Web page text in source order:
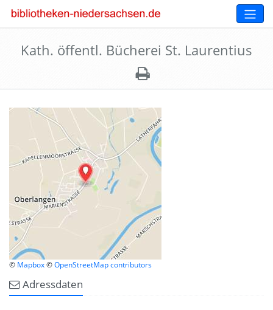
Kath. öffentl. Bücherei St. Laurentius
© Mapbox © OpenStreetMap contributors
Adressdaten